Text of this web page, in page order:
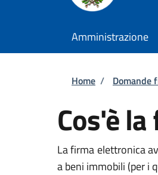
Amministrazione
Briciole
Home / Domande
Cos'è
La firma elettronica
a beni immobili (per i